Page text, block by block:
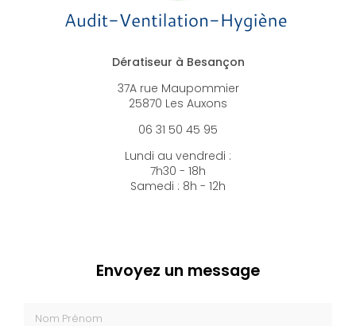
Dératiseur à Besançon
37A rue Maupommier
25870 Les Auxons
06 31 50 45 95
Lundi au vendredi :
7h30 - 18h
Samedi : 8h - 12h
Envoyez un message